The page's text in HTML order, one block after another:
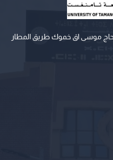
موسى اق خموك طريق المطار